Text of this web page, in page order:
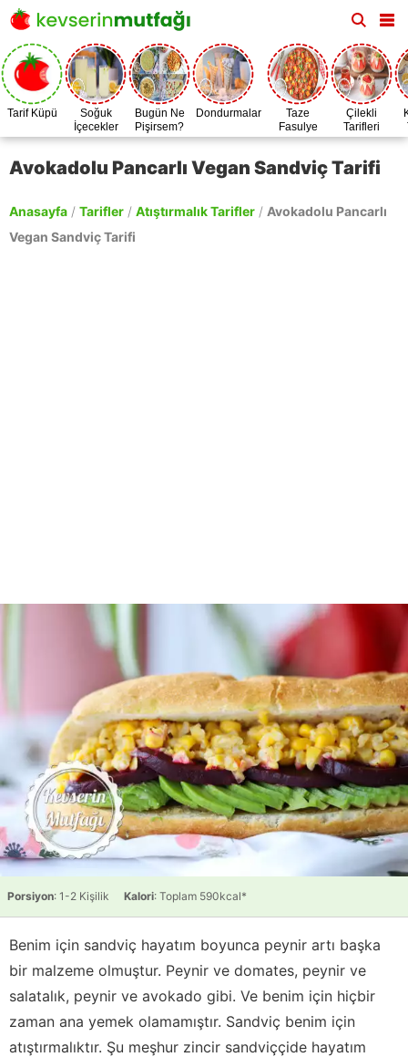
Tarif Küpü
Soğuk
İçecekler
Bugün Ne
Pişirsem?
Dondurmalar
Taze
Fasulye
Zamanı
Çilekli
Tarifleri
Avokadolu Pancarlı Vegan Sandviç Tarifi
Anasayfa / Tarifler / Atıştırmalık Tarifler / Avokadolu Pancarlı
Vegan Sandviç Tarifi
Porsiyon: 1-2 Kişilik Kalori: Toplam 590kcal*
Benim için sandviç hayatım boyunca peynir artı başka
bir malzeme olmuştur. Peynir ve domates, peynir ve
salatalık, peynir ve avokado gibi. Ve benim için hiçbir
zaman ana yemek olamamıştır. Sandviç benim için
atıştırmalıktır. Şu meşhur zincir sandviççide hayatım